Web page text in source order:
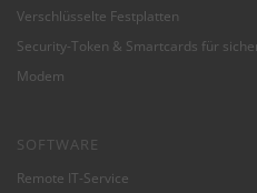
Verschlüsselte Festplatten
Security-Token & Smartcards für
Modem
SOFTWARE
Remote IT-Service